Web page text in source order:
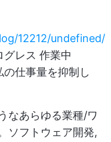
12212/undefined/
レス 作業中
仕事量を抑制し
なあらゆる業種/ワ
ソフトウェア開発,